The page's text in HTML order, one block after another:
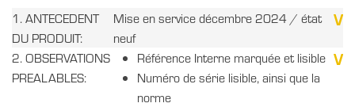
1. ANTECEDENT
DU PRODUIT:
Mise en service décembre 2024 / état
neuf
V
2. OBSERVATIONS
PREALABLES:
Référence Interne marquée et lisible
Numéro de série lisible, ainsi que la
norme
V